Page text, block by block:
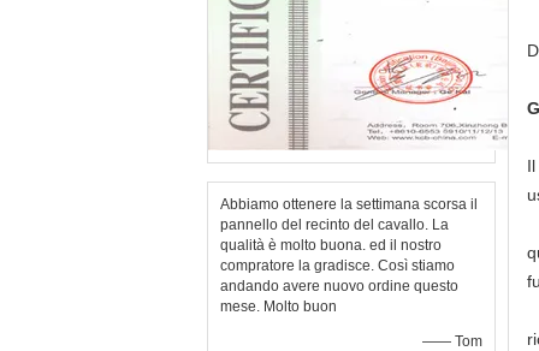
Abbiamo ottenere la settimana scorsa il
pannello del recinto del cavallo. La
qualità è molto buona. ed il nostro
compratore la gradisce. Così stiamo
andando avere nuovo ordine questo
mese. Molto buon
—— Tom